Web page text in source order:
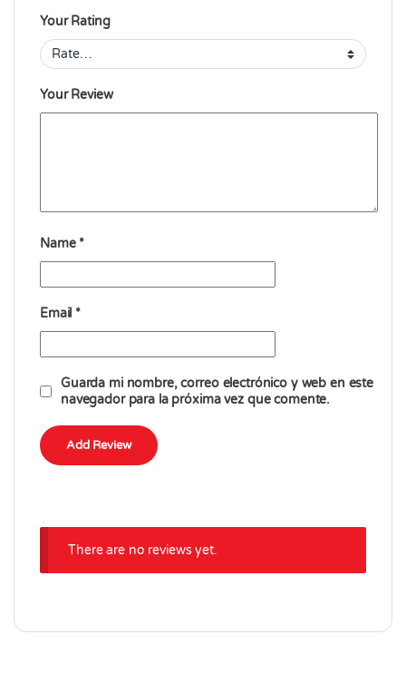
Your Rating
Your Review
Name *
Email *
Guarda mi nombre, correo electrónico y web en este
navegador para la próxima vez que comente.
There are no reviews yet.